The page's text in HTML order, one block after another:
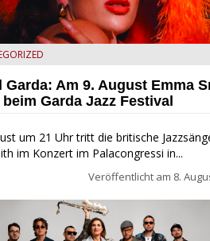
- Emma Smith zu Gast beim Garda
Garda: Am 9. August Emma
Garda Jazz Festival
um 21 Uhr tritt die britische
im Konzert im Palacongressi in...
Veröffentlicht am 8.